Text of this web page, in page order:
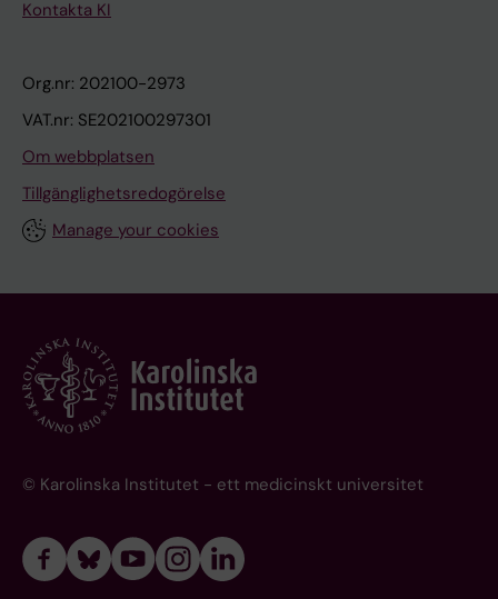
Kontakta KI
Org.nr: 202100-2973
VAT.nr: SE202100297301
Om webbplatsen
Tillgänglighetsredogörelse
Manage your cookies
© Karolinska Institutet - ett medicinskt universitet